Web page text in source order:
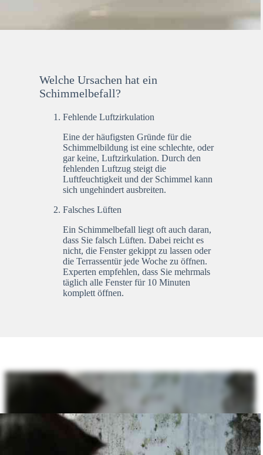
Welche Ursachen hat ein
Schimmelbefall?
Fehlende Luftzirkulation
Eine der häufigsten Gründe für die
Schimmelbildung ist eine schlechte, oder
gar keine, Luftzirkulation. Durch den
fehlenden Luftzug steigt die
Luftfeuchtigkeit und der Schimmel kann
sich ungehindert ausbreiten.
Falsches Lüften
Ein Schimmelbefall liegt oft auch daran,
dass Sie falsch Lüften. Dabei reicht es
nicht, die Fenster gekippt zu lassen oder
die Terrassentür jede Woche zu öffnen.
Experten empfehlen, dass Sie mehrmals
täglich alle Fenster für 10 Minuten
komplett öffnen.